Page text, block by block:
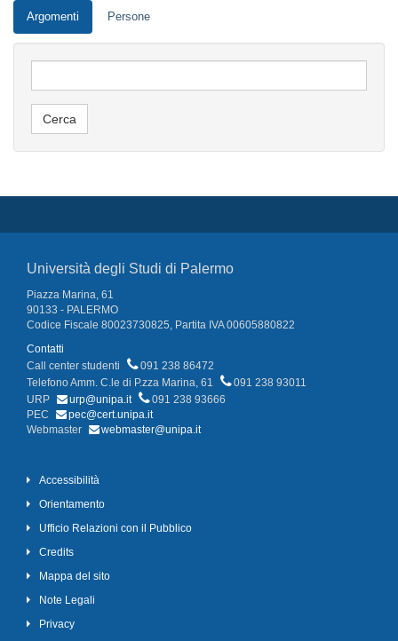
Argomenti Persone
Università degli Studi di Palermo
Piazza Marina, 61
90133 - PALERMO
Codice Fiscale 80023730825, Partita IVA 00605880822
Contatti
Call center studenti
091 238 86472
Telefono Amm. C.le di P.zza Marina, 61
091 238 93011
URP
urp@unipa.it
091 238 93666
PEC
pec@cert.unipa.it
Webmaster
webmaster@unipa.it
Accessibilità
Orientamento
Ufficio Relazioni con il Pubblico
Credits
Mappa del sito
Note Legali
Privacy